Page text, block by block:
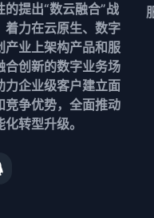
提出“数云融合”战
着力在云原生、数字
产业上架构产品和服
合创新的数字业务场
力企业级客户建立面
竞争优势，全面推动
转型升级。